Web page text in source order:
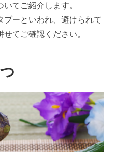
てご紹介します。
ブーといわれ、避けられて
てご確認ください。